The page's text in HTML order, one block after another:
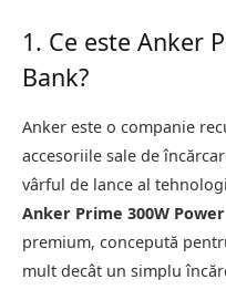
1. Ce este Anker
Bank?
Anker este o companie
accesoriile sale de
vârful de lance al
Anker Prime 300W
premium, concepută
mult decât un simplu